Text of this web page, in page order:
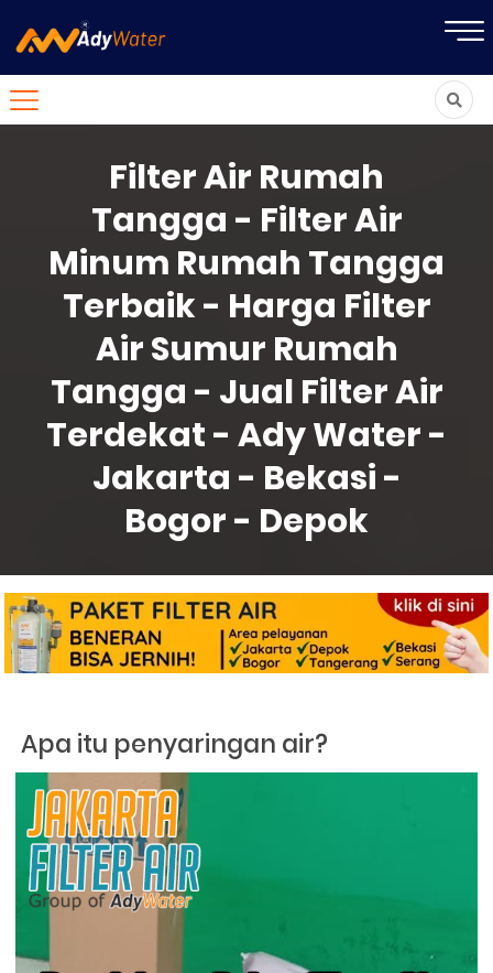
Filter Air Rumah
Tangga - Filter Air
Minum Rumah Tangga
Terbaik - Harga Filter
Air Sumur Rumah
Tangga - Jual Filter Air
Terdekat - Ady Water -
Jakarta - Bekasi -
Bogor - Depok
Apa itu penyaringan air?